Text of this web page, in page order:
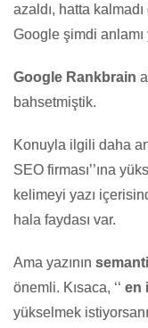
azaldı, hatta
Google şimdi
Google Rankbrain
bahsetmiştik.
Konuyla ilgili daha
SEO firması’’ına
kelimeyi yazı
hala faydası var.
Ama yazının
önemli. Kısaca, ‘‘ en
yükselmek